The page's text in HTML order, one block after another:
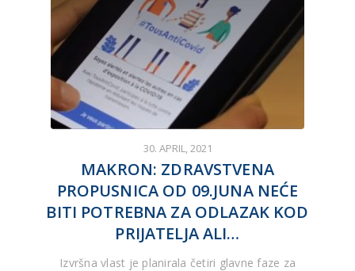
30. APRIL, 2021
MAKRON: ZDRAVSTVENA
PROPUSNICA OD 09.JUNA NEĆE
BITI POTREBNA ZA ODLAZAK KOD
PRIJATELJA ALI…
Izvršna vlast je planirala četiri glavne faze za